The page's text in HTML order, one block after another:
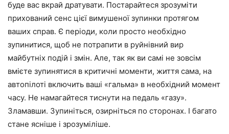
буде вас вкрай дратувати. Постарайтеся зрозуміти
прихований сенс цієї вимушеної зупинки протягом
ваших справ. Є періоди, коли просто необхідно
зупинитися, щоб не потрапити в руйнівний вир
майбутніх подій і змін. Але, так як ви самі не зовсім
вмієте зупинятися в критичні моменти, життя сама, на
автопілоті включить ваші «гальма» в необхідний момент
часу. Не намагайтеся тиснути на педаль «газу».
Зламавши. Зупиніться, озирніться по сторонах. І багато
стане ясніше і зрозуміліше.